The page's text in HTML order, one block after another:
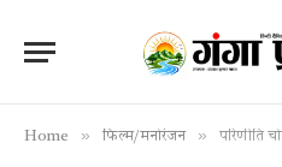
Home » फिल्म/मनोरंजन » परिणीति चोपड़ा बनने